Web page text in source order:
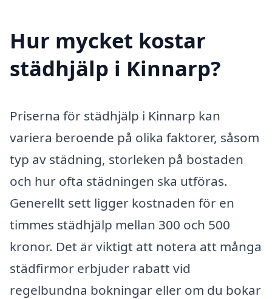
Hur mycket kostar
städhjälp i Kinnarp?
Priserna för städhjälp i Kinnarp kan
variera beroende på olika faktorer, såsom
typ av städning, storleken på bostaden
och hur ofta städningen ska utföras.
Generellt sett ligger kostnaden för en
timmes städhjälp mellan 300 och 500
kronor. Det är viktigt att notera att många
städfirmor erbjuder rabatt vid
regelbundna bokningar eller om du bokar